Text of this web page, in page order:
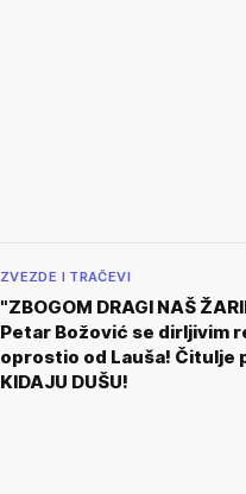
ZVEZDE I TRAČEVI
"ZBOGOM DRAGI NAŠ
Petar Božović se dirljivim
oprostio od Lauša! Čitulje
KIDAJU DUŠU!